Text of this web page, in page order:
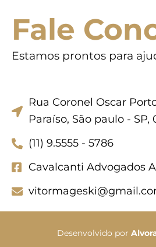
Fale
Estamos prontos para
Rua Coronel Oscar
Paraíso, São paulo -
(11) 9.5555 - 5786
Cavalcanti Advogados
Desenvolvido por